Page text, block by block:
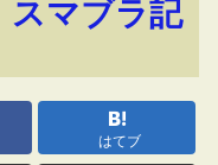
スマブラ記
はてブ